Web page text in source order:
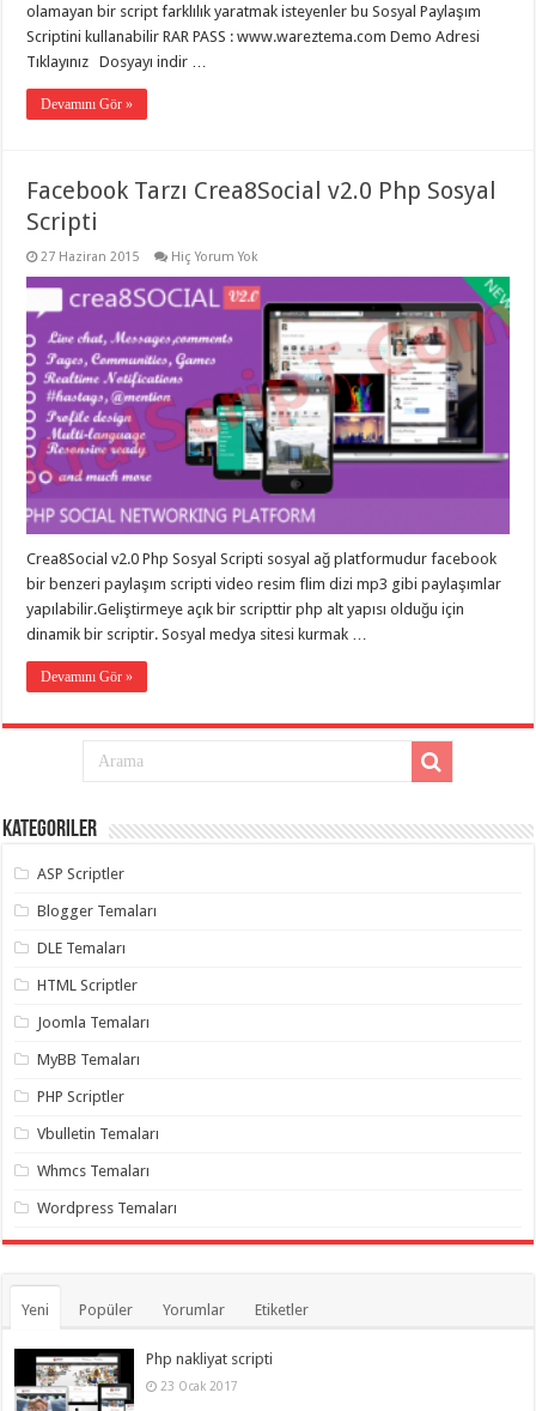
taşımacılık,
gaziantep
evden
taşımacılık,
gaziantep
evden
taşımacılık,
gaziantep
asansörlü
gaziantep
evden
taşımacılık,
gaziantep
organizasyon,
gaziantep
organizasyon,
gaziantep
organizasyon,
gaziantep
organizasyon,
gaziantep
organizasyon,
organizasyon,
gaziantep
palyaço,
twitter
takipçi
twitter
takipçi
instagram
olamayan bir script farklılık yaratmak isteyenler bu Sosyal Paylaşım
Scriptini kullanabilir RAR PASS : www.wareztema.com Demo Adresi
Tıklayınız Dosyayı indir …
Devamını Gör »
Facebook Tarzı Crea8Social v2.0 Php Sosyal
Scripti
27 Haziran 2015 Hiç Yorum Yok
Crea8Social v2.0 Php Sosyal Scripti sosyal ağ platformudur facebook
bir benzeri paylaşım scripti video resim flim dizi mp3 gibi paylaşımlar
yapılabilir.Geliştirmeye açık bir scripttir php alt yapısı olduğu için
dinamik bir scriptir. Sosyal medya sitesi kurmak …
Devamını Gör »
Kategoriler
ASP Scriptler
Blogger Temaları
DLE Temaları
HTML Scriptler
Joomla Temaları
MyBB Temaları
PHP Scriptler
Vbulletin Temaları
Whmcs Temaları
Wordpress Temaları
Yeni Popüler Yorumlar Etiketler
Php nakliyat scripti
23 Ocak 2017